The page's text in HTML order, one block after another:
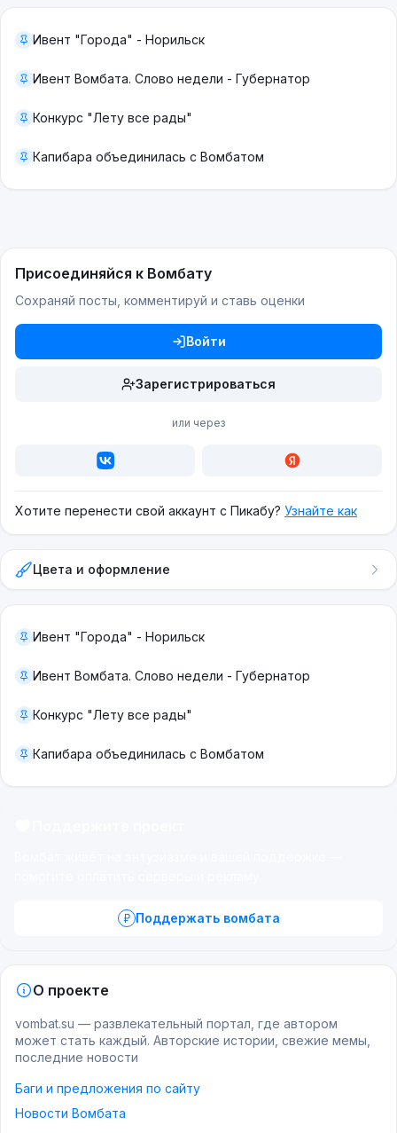
Ивент "Города" - Норильск
Ивент Вомбата. Слово недели - Губернатор
Конкурс "Лету все рады"
Капибара объединилась с Вомбатом
Присоединяйся к Вомбату
Сохраняй посты, комментируй и ставь оценки
Войти
Зарегистрироваться
или через
Хотите перенести свой аккаунт с Пикабу? Узнайте как
Цвета и оформление
Ивент "Города" - Норильск
Ивент Вомбата. Слово недели - Губернатор
Конкурс "Лету все рады"
Капибара объединилась с Вомбатом
Поддержать вомбата
О проекте
vombat.su — развлекательный портал, где автором
может стать каждый. Авторские истории, свежие мемы,
последние новости
Баги и предложения по сайту
Новости Вомбата